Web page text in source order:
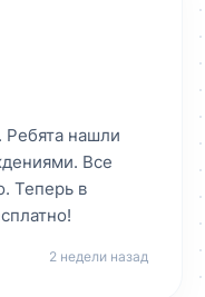
Ребята нашли
Все
Теперь в
2 недели назад